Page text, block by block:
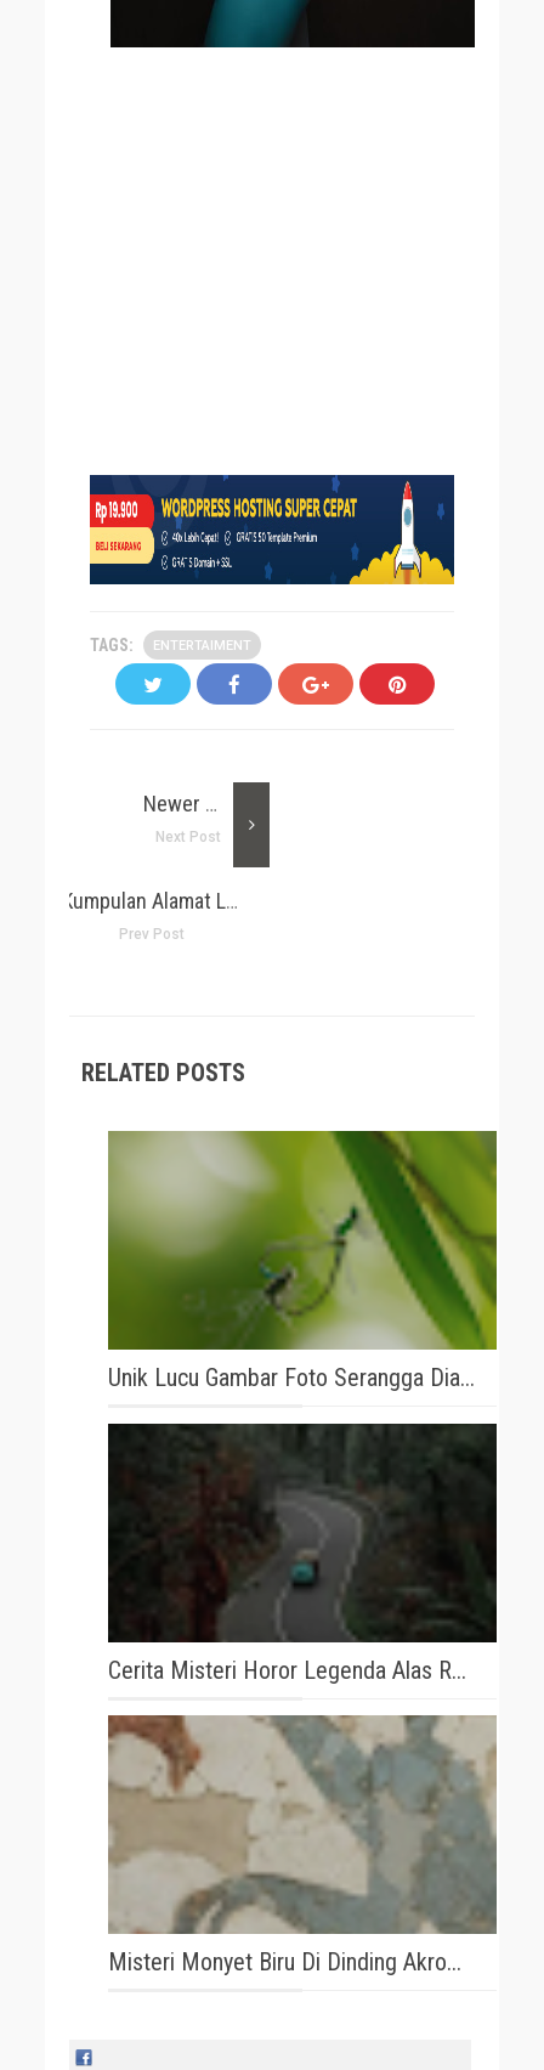
TAGS: ENTERTAIMENT
Newer Post
Next Post
Kumpulan Alamat Link RSS Website Berita
Prev Post
RELATED POSTS
Unik Lucu Gambar Foto Serangga Dia...
Cerita Misteri Horor Legenda Alas R...
Misteri Monyet Biru Di Dinding Akro...